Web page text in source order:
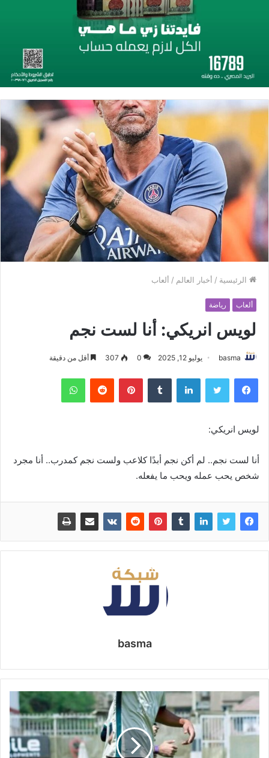
الرئيسية / أخبار العالم / ألعاب
ألعاب رياضة
لويس انريكي: أنا لست نجم
basma يوليو 12, 2025 0
307 أقل من دقيقة
فيسبوك تويتر لينكدإن بينتيريست واتساب
لويس انريكي:
أنا لست نجم.. لم أكن نجم أبدًا كلاعب ولست نجم كمدرب.. أنا مجرد
شخص يحب عمله ويحب ما يفعله.
basma